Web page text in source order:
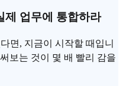
제 업무에 통합하라
면, 지금이 시작할 때입니
보는 것이 몇 배 빨리 감을